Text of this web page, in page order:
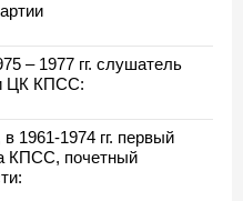
– 1977 гг. слушатель
ЦК КПСС:
1961-1974 гг. первый
КПСС, почетный